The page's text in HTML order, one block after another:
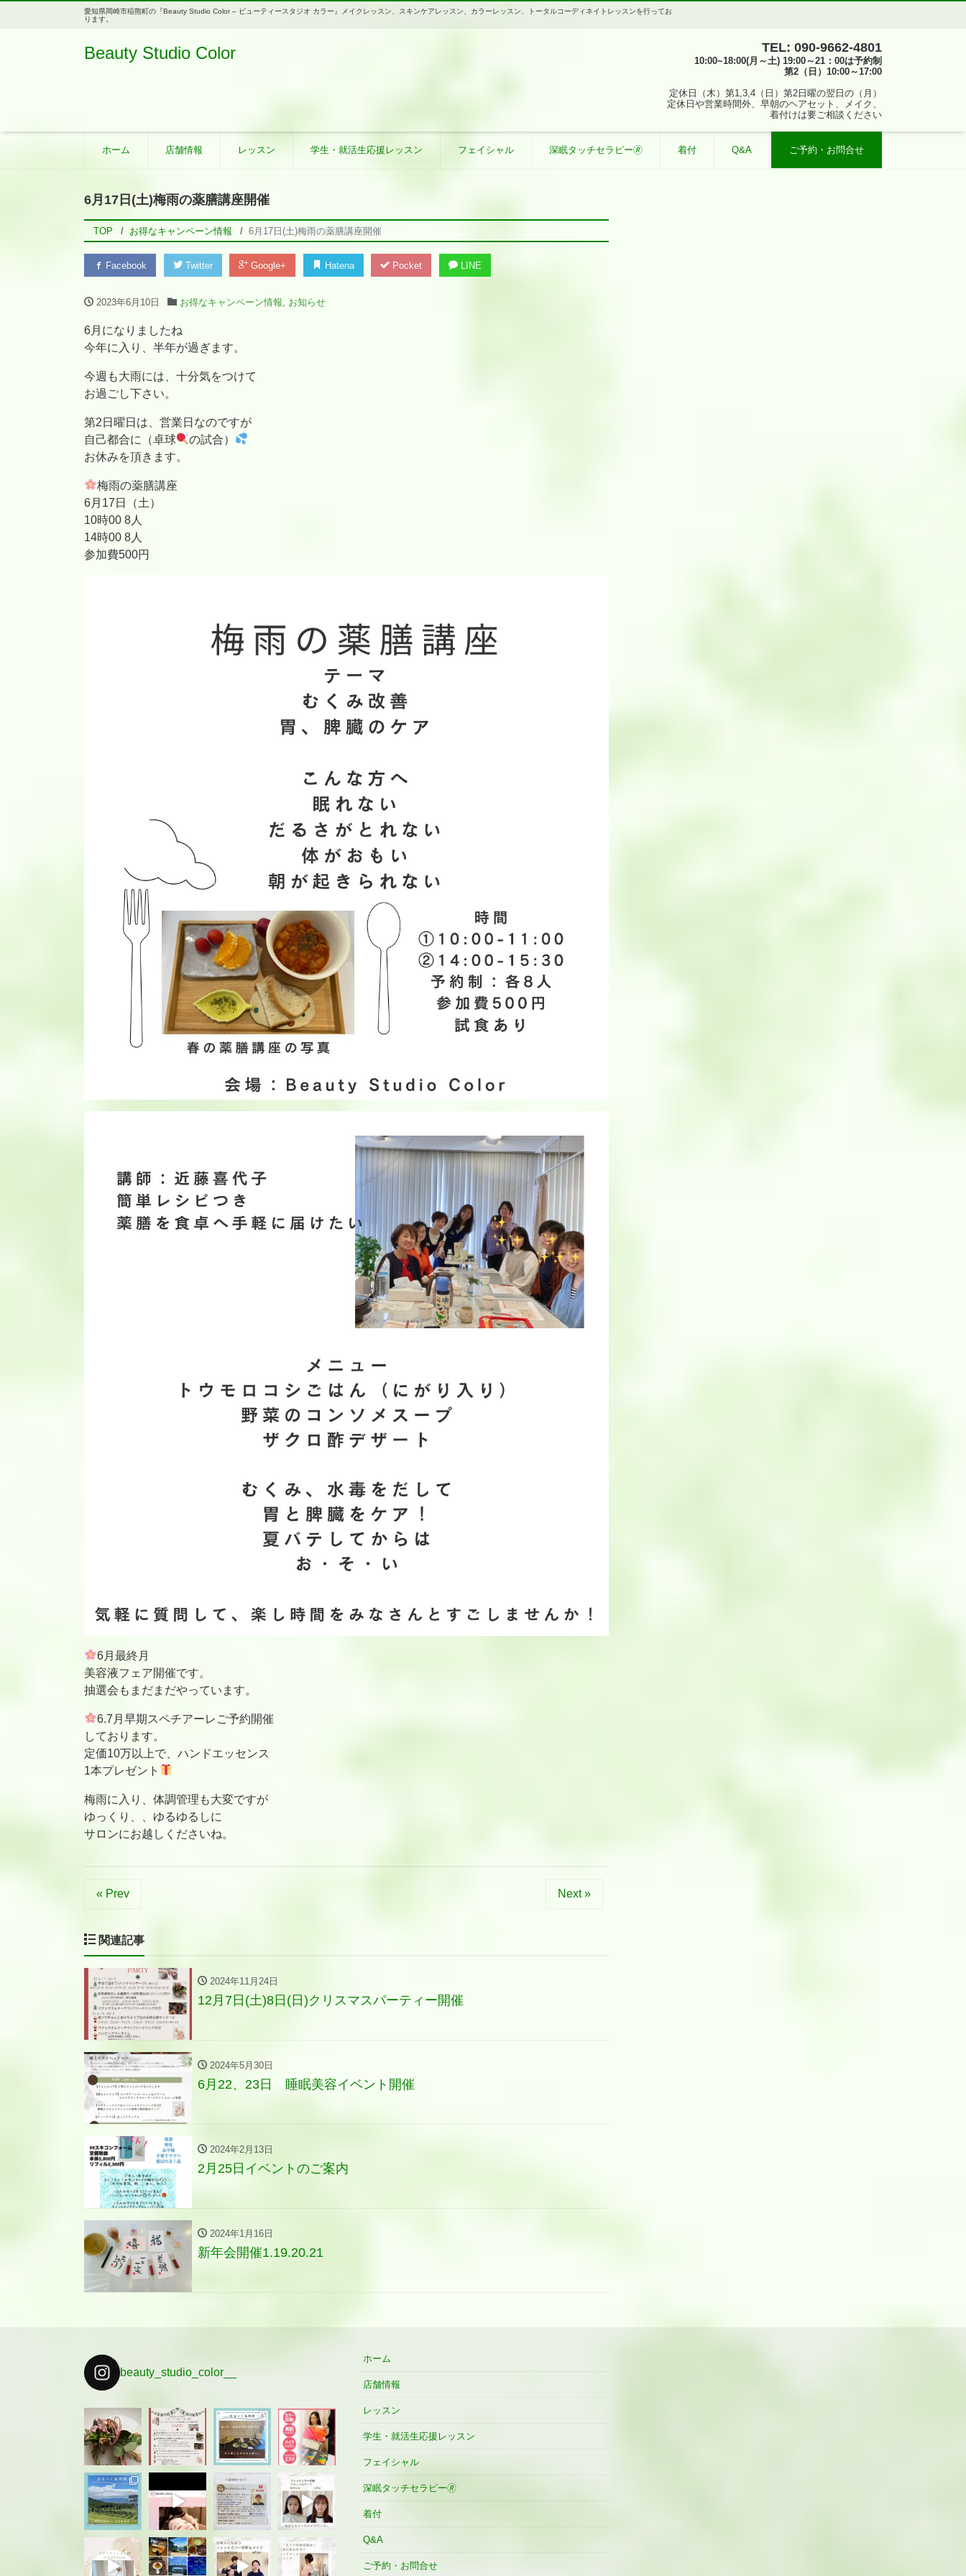
愛知県岡崎市稲熊町の『Beauty Studio Color – ビューティースタジオ カラー』メイクレッスン、スキンケアレッスン、カラーレッスン、トータルコーディネイトレッスンを行ってお
ります。
Beauty Studio Color TEL: 090-9662-4801
10:00~18:00(月～土) 19:00～21：00は予約制
第2（日）10:00～17:00
定休日（木）第1,3,4（日）第2日曜の翌日の（月）
定休日や営業時間外、早朝のヘアセット、メイク、
着付けは要ご相談ください
ホーム 店舗情報 レッスン 学生・就活生応援レッスン フェイシャル 深眠タッチセラピー🄬 着付 Q&A ご予約・お問合せ
6月17日(土)梅雨の薬膳講座開催
TOP お得なキャンペーン情報 6月17日(土)梅雨の薬膳講座開催
Facebook Twitter Google+ Hatena Pocket LINE
2023年6月10日 お得なキャンペーン情報 お知らせ
6月になりましたね
今年に入り、半年が過ぎます。
今週も大雨には、十分気をつけて
お過ごし下さい。
第2日曜日は、営業日なのですが
自己都合に（卓球
の試合）
お休みを頂きます。
梅雨の薬膳講座
6月17日（土）
10時00 8人
14時00 8人
参加費500円
6月最終月
美容液フェア開催です。
抽選会もまだまだやっています。
6.7月早期スペチアーレご予約開催
しております。
定価10万以上で、ハンドエッセンス
1本プレゼント
梅雨に入り、体調管理も大変ですが
ゆっくり、、ゆるゆるしに
サロンにお越しくださいね。
« Prev Next »
関連記事
2024年11月24日
12月7日(土)8日(日)クリスマスパーティー開催
2024年5月30日
6月22、23日 睡眠美容イベント開催
2024年2月13日
2月25日イベントのご案内
2024年1月16日
新年会開催1.19.20.21
beauty_studio_color__
ホーム
店舗情報
レッスン
学生・就活生応援レッスン
フェイシャル
深眠タッチセラピー🄬
着付
Q&A
ご予約・お問合せ